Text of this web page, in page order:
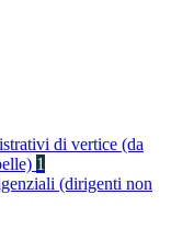
di vertice (da
1
(dirigenti non